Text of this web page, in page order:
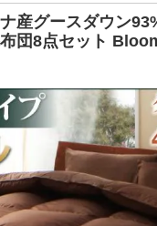
産グースダウン
団8点セット